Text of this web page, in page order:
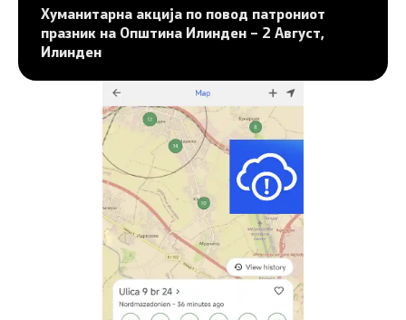
Хуманитарна акција по повод патрониот
празник на Општина Илинден – 2 Август,
Илинден